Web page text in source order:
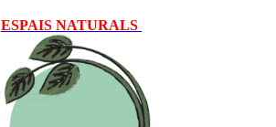
ESPAIS NATURALS